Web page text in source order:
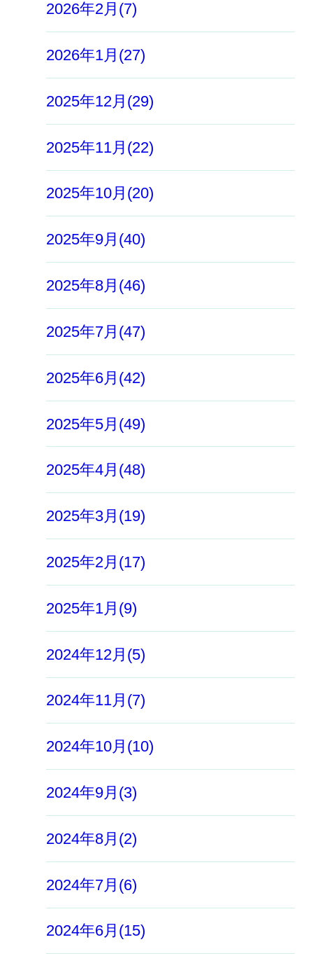
2026年2月(7)
2026年1月(27)
2025年12月(29)
2025年11月(22)
2025年10月(20)
2025年9月(40)
2025年8月(46)
2025年7月(47)
2025年6月(42)
2025年5月(49)
2025年4月(48)
2025年3月(19)
2025年2月(17)
2025年1月(9)
2024年12月(5)
2024年11月(7)
2024年10月(10)
2024年9月(3)
2024年8月(2)
2024年7月(6)
2024年6月(15)